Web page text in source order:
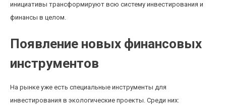
инициативы трансформируют всю систему инвестирования и
финансы в целом.
Появление новых финансовых
инструментов
На рынке уже есть специальные инструменты для
инвестирования в экологические проекты. Среди них: